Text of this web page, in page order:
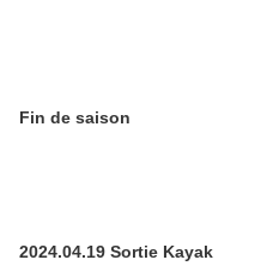
Fin de saison
2024.04.19 Sortie Kayak